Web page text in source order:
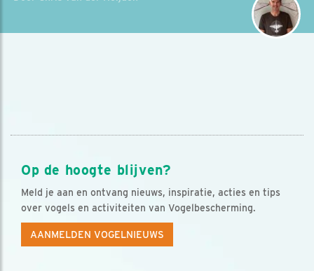
Op de hoogte blijven?
Meld je aan en ontvang nieuws, inspiratie, acties en tips
over vogels en activiteiten van Vogelbescherming.
AANMELDEN VOGELNIEUWS